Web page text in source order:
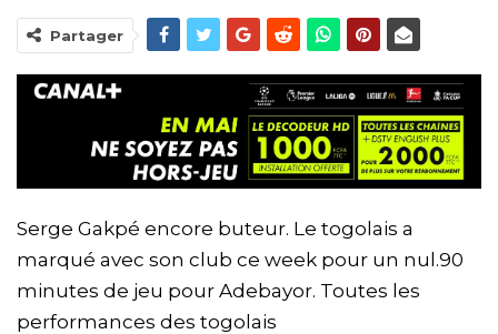
Partager
Serge Gakpé encore buteur. Le togolais a
marqué avec son club ce week pour un nul.90
minutes de jeu pour Adebayor. Toutes les
performances des togolais